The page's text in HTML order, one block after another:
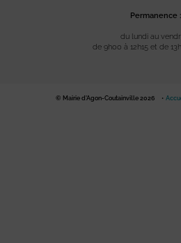
Permanence :
du lundi au
de 9h00 à 12h15 et de
© Mairie d'Agon-Coutainville 2026